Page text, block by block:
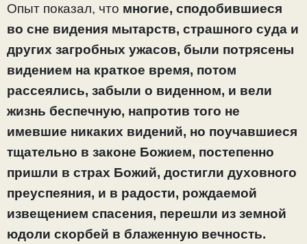
Опыт показал, что многие, сподобившиеся
во сне видения мытарств, страшного суда и
других загробных ужасов, были потрясены
видением на краткое время, потом
рассеялись, забыли о виденном, и вели
жизнь беспечную, напротив того не
имевшие никаких видений, но поучавшиеся
тщательно в законе Божием, постепенно
пришли в страх Божий, достигли духовного
преуспеяния, и в радости, рождаемой
извещением спасения, перешли из земной
юдоли скорбей в блаженную вечность.